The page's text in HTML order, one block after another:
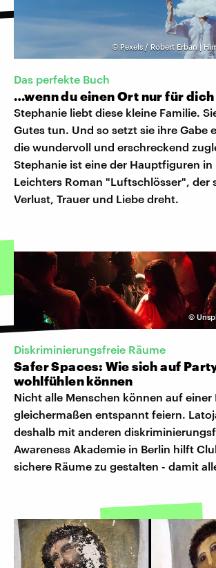
© Pexels / Robert Erban |
Das perfekte Buch
…wenn du einen Ort nur für
Stephanie liebt diese kleine Familie.
Gutes tun. Und so setzt sie ihre Gabe
die wundervoll und erschreckend
Stephanie ist eine der Hauptfiguren in
Leichters Roman "Luftschlösser", der
Verlust, Trauer und Liebe dreht.
©
Diskriminierungsfreie Räume
Safer Spaces: Wie sich auf
wohlfühlen können
Nicht alle Menschen können auf einer
gleichermaßen entspannt feiern.
deshalb mit anderen
Awareness Akademie in Berlin hilft
sichere Räume zu gestalten - damit